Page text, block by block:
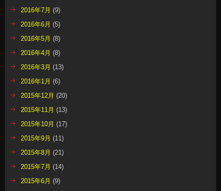
2016年7月 (9)
2016年6月 (5)
2016年5月 (8)
2016年4月 (8)
2016年3月 (13)
2016年1月 (6)
2015年12月 (20)
2015年11月 (13)
2015年10月 (17)
2015年9月 (11)
2015年8月 (21)
2015年7月 (14)
2015年6月 (9)